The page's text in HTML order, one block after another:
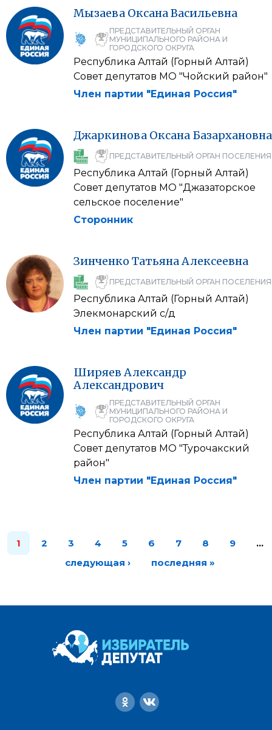
Мызаева ОксанаВасильевна
ПРЕДСТАВИТЕЛЬНЫЙ ОРГАН
МУНИЦИПАЛЬНОГО РАЙОНА И
ГОРОДСКОГО ОКРУГА
Республика Алтай (Горный Алтай)
Совет депутатов МО "Чойский район"
Член партии "Единая Россия"
Джаркинова Оксана Базархановна
ПРЕДСТАВИТЕЛЬНЫЙ ОРГАН ПОСЕЛЕНИЯ
Республика Алтай (Горный Алтай)
Совет депутатов МО "Джазаторское
сельское поселение"
Сторонник
Зинченко ТатьянаАлексеевна
ПРЕДСТАВИТЕЛЬНЫЙ ОРГАН ПОСЕЛЕНИЯ
Республика Алтай (Горный Алтай)
Элекмонарский с/д
Член партии "Единая Россия"
Ширяев Александр
Александрович
ПРЕДСТАВИТЕЛЬНЫЙ ОРГАН
МУНИЦИПАЛЬНОГО РАЙОНА И
ГОРОДСКОГО ОКРУГА
Республика Алтай (Горный Алтай)
Совет депутатов МО "Турочакский
район"
Член партии "Единая Россия"
1 2 3 4 5 6 7 8 9
…
следующая ›
последняя »